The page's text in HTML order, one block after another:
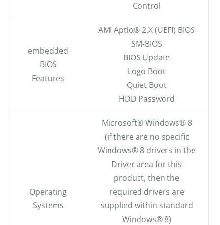
Control
embedded
BIOS
Features
AMI Aptio® 2.X (UEFI) BIOS
SM-BIOS
BIOS Update
Logo Boot
Quiet Boot
HDD Password
Operating
Systems
Microsoft® Windows® 8
(if there are no specific
Windows® 8 drivers in the
Driver area for this
product, then the
required drivers are
supplied within standard
Windows® 8)